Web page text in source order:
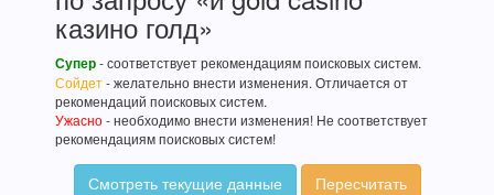
казино голд»
Супер- соответствует рекомендациям поисковых систем.
Сойдет- желательно внести изменения. Отличается от
рекомендаций поисковых систем.
Ужасно- необходимо внести изменения! Не соответствует
рекомендациям поисковых систем!
Смотреть текущие данные
Пересчитать